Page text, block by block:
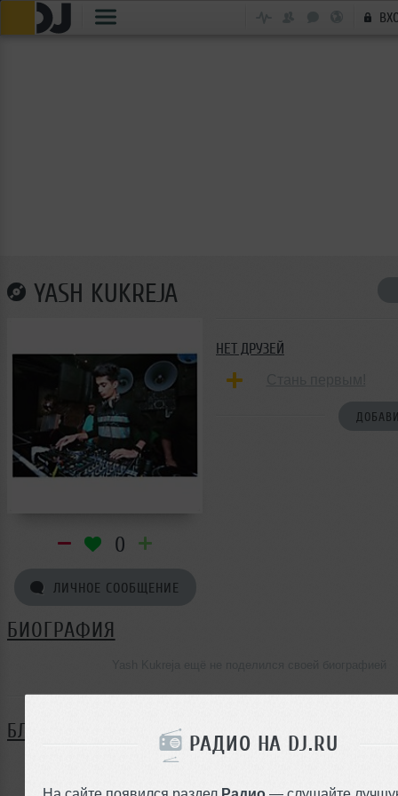
РАДИО НА DJ.RU
На сайте появился раздел Радио — слушайте
YASH KUKREJA
0
ЛИЧНОЕ СООБЩЕНИЕ
НЕТ ДРУЗЕЙ
БИОГРАФИЯ
БЛОГ